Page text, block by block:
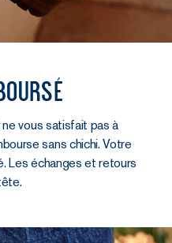
vous satisfait pas à
sans chichi. Votre
Les échanges et retours